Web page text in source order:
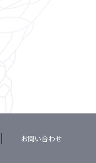
お問い合わせ